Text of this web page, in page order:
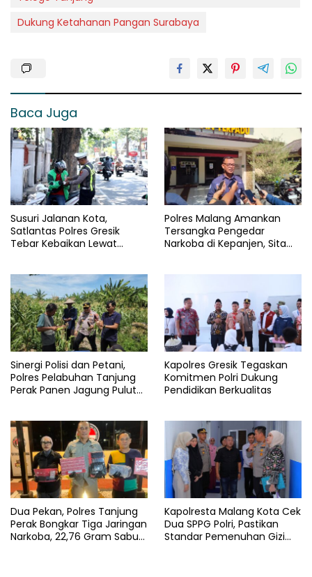
Dukung Ketahanan Pangan Surabaya
Baca Juga
Susuri Jalanan Kota,
Satlantas Polres Gresik
Tebar Kebaikan Lewat
Polres Malang Amankan
Tersangka Pengedar
Narkoba di Kepanjen, Sita
Sinergi Polisi dan Petani,
Polres Pelabuhan Tanjung
Perak Panen Jagung Pulut
Kapolres Gresik Tegaskan
Komitmen Polri Dukung
Pendidikan Berkualitas
Dua Pekan, Polres Tanjung
Perak Bongkar Tiga Jaringan
Narkoba, 22,76 Gram Sabu
Kapolresta Malang Kota Cek
Dua SPPG Polri, Pastikan
Standar Pemenuhan Gizi